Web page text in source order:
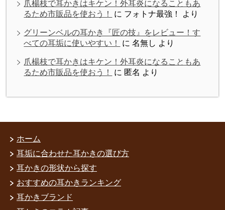
爪楊枝で耳かきはキケン！外耳炎になることもあ
るため市販品を使おう！
に フォトナ最強！ より
グリーンベルの耳かき『匠の技』をレビュー！す
べての耳垢に使いやすい！
に名無し より
爪楊枝で耳かきはキケン！外耳炎になることもあ
るため市販品を使おう！
に 匿名 より
ホーム
耳垢に合わせた耳かきの選び方
耳かきの形状から探す
おすすめの耳かきランキング
耳かきブランド